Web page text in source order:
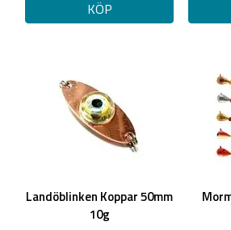
KÖP
Landöblinken Koppar 50mm
10g